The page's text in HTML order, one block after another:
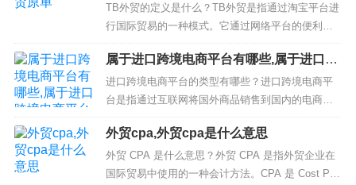
群发器是通过SMTP协议实现邮件的发送，同一封邮
件可以发送给多个收件人，这就是邮件群发的基本
原理。邮箱服务器接收到邮件处...
TB外贸的定义是什么？TB外贸是指通过淘宝平台进
行国际贸易的一种模式。它通过网络平台的便利
性，让国内商家能够更加轻松地将产品出口到海外
市场，实现跨境电商的销售。TB外贸可以帮助商家
拓展海外市场，增加销售渠道，提升企业竞争力。T
B外贸原单是什么？TB外贸原单是指在淘宝平台上
进行国际贸易的商品，这些商品...
属于进口跨境电商平台有哪些,属于进口跨
境电商平台有哪些类型
进口跨境电商平台的类型有哪些？进口跨境电商平
台是指通过互联网将国外商品销售到国内的电商平
台。根据业务模式和产品类别的不同，进口跨境电
商平台可以分为以下几种类型：1.直邮平台直邮平台
是指通过海外邮政直接发货到国内的进口跨境电商
平台。用户可以在平台上购买海外商品，然后选择
外贸cpa,外贸cpa是什么意思
外贸 CPA 是什么意思？外贸 CPA 是指外贸企业在
国际贸易中使用的一种会计方法。CPA 是 Cost Per